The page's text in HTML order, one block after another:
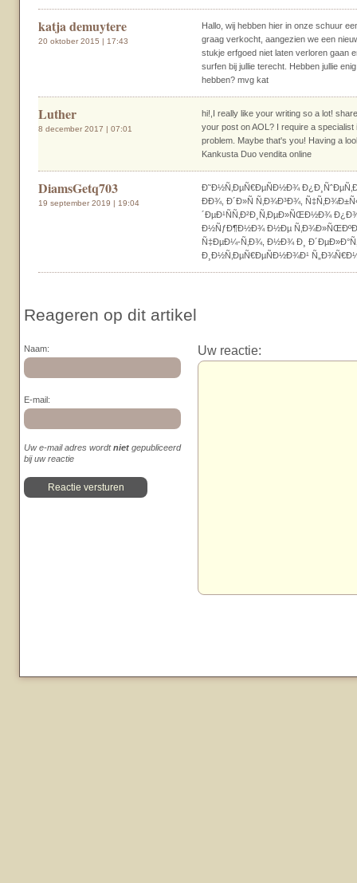
katja demuytere
20 oktober 2015 | 17:43
Hallo, wij hebben hier in onze schuur
graag verkocht, aangezien we een
stukje erfgoed niet laten verloren gaan
surfen bij jullie terecht. Hebben jullie
hebben? mvg kat
Luther
8 december 2017 | 07:01
hi!,I really like your writing so a lot!
your post on AOL? I require a
problem. Maybe that's you! Having a
Kankusta Duo vendita online
DiamsGetq703
19 september 2019 | 19:04
Ð˜Ð½Ñ‚ÐµÑ€ÐµÑÐ½Ð¾
ÐÐ¾, Ð´Ð»Ñ Ñ‚Ð¾Ð³Ð¾,
´ÐµÐ¹ÑÑ‚Ð²Ð¸Ñ‚ÐµÐ»ÑŒÐ½Ð¾
Ð½ÑƒÐ¶Ð½Ð¾ Ð½Ðµ
Ñ‡ÐµÐ¼-Ñ‚Ð¾, Ð½Ð¾ Ð¸
Ð¸Ð½Ñ‚ÐµÑ€ÐµÑÐ½Ð¾Ð¹
Reageren op dit artikel
Naam:
E-mail:
Uw e-mail adres wordtniet gepubliceerd
bij uw reactie
Uw reactie: